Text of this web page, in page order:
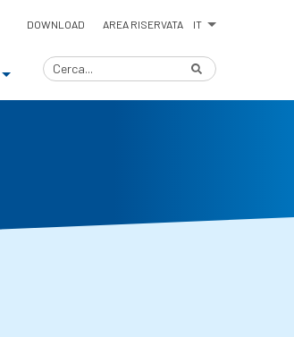
DOWNLOAD AREA RISERVATA IT